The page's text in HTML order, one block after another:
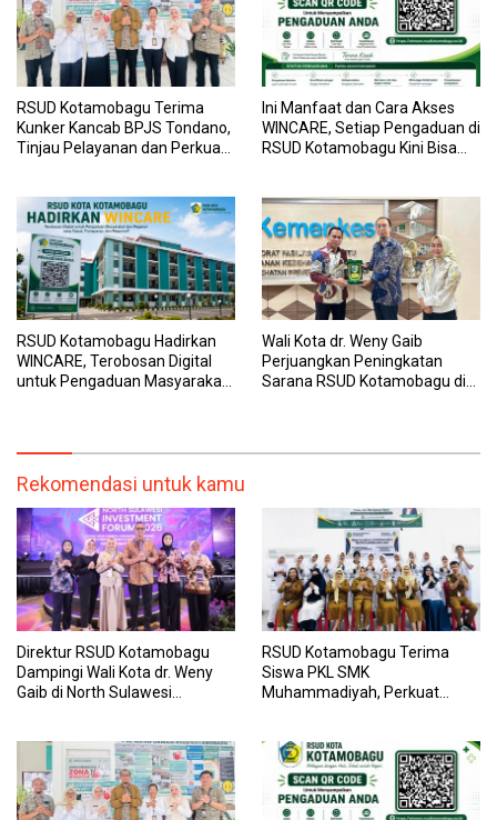
RSUD Kotamobagu Terima
Kunker Kancab BPJS Tondano,
Tinjau Pelayanan dan Perkuat
Ini Manfaat dan Cara Akses
WINCARE, Setiap Pengaduan di
RSUD Kotamobagu Kini Bisa
RSUD Kotamobagu Hadirkan
WINCARE, Terobosan Digital
untuk Pengaduan Masyarakat
Wali Kota dr. Weny Gaib
Perjuangkan Peningkatan
Sarana RSUD Kotamobagu di
Rekomendasi untuk kamu
Direktur RSUD Kotamobagu
Dampingi Wali Kota dr. Weny
Gaib di North Sulawesi
RSUD Kotamobagu Terima
Siswa PKL SMK
Muhammadiyah, Perkuat